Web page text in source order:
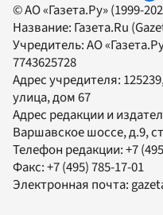
© АО «Газета.Ру» (1999-
Название: Газета.Ru
Учредитель:АО
7743625728
Адрес учредителя:
улица, дом 67
Адрес редакции и
Варшавское шоссе, д.9,
Телефон редакции:+7
Факс:+7 (495) 785-17-01
Электронная почта: